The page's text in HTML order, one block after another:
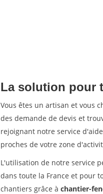
La solution pour
Vous êtes un artisan et vous
des demande de devis et
rejoignant notre service
proches de votre zone
L'utilisation de notre service
dans toute la France et pour
chantiers grâce à chantier-